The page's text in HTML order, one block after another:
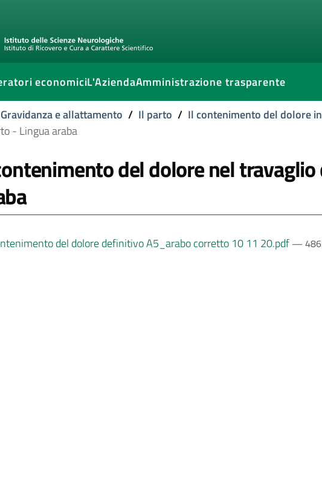
economiciL'AziendaAmministrazione trasparente
Gravidanza e allattamento / Il parto / Il contenimento del dolore
- Lingua araba
del dolore nel
del dolore definitivo A5_arabo corretto 10 11 20.pdf —